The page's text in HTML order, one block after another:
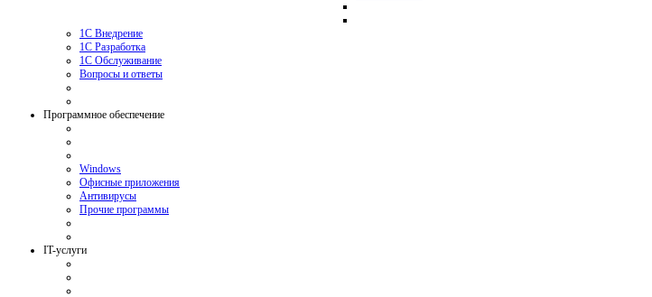
1С Внедрение
1С Разработка
1С Обслуживание
Вопросы и ответы
Программное обеспечение
Windows
Офисные приложения
Антивирусы
Прочие программы
IT-услуги